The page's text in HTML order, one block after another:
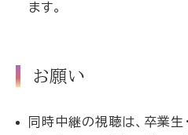
ます。
お願い
同時中継の視聴は、卒業